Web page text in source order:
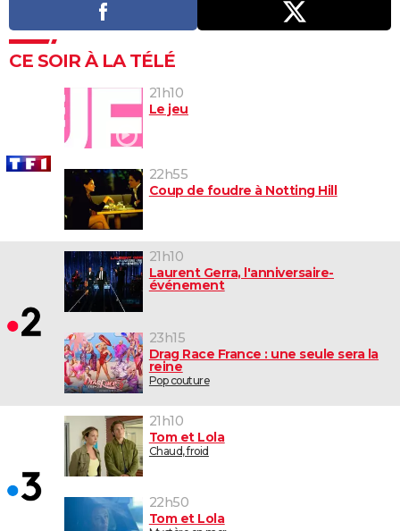
CE SOIR À LA TÉLÉ
21h10
Le jeu
22h55
Coup de foudre à Notting Hill
21h10
Laurent Gerra, l'anniversaire-
événement
23h15
Drag Race France : une seule sera la
reine
Pop couture
21h10
Tom et Lola
Chaud, froid
22h50
Tom et Lola